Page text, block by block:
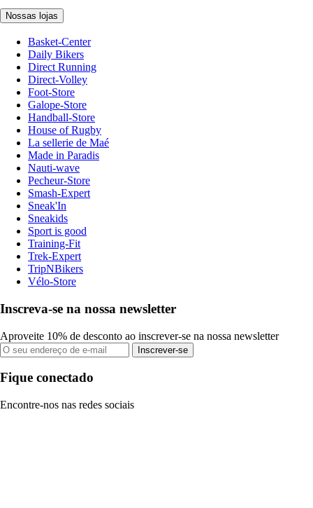
Nossas lojas
Basket-Center
Daily Bikers
Direct Running
Direct-Volley
Foot-Store
Galope-Store
Handball-Store
House of Rugby
La sellerie de Maé
Made in Paradis
Nauti-wave
Pecheur-Store
Smash-Expert
Sneak'In
Sneakids
Sport is good
Training-Fit
Trek-Expert
TripNBikers
Vélo-Store
Inscreva-se na nossa newsletter
Aproveite 10% de desconto ao inscrever-se na nossa newsletter
Inscrever-se
Fique conectado
Encontre-nos nas redes sociais